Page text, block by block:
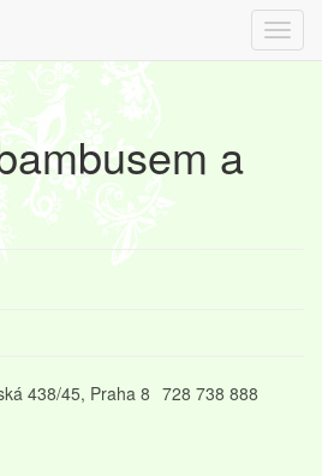
a
438/45, Praha 8 728 738 888